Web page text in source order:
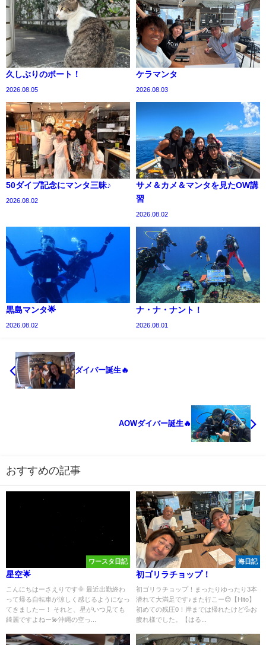
久しぶりのボート！
2026.08.05
ケラマンタ
2026.08.03
50ダイブ記念にマンタ三昧♪
2026.08.02
サメ＆カメ＆マンタを見たOW講
習
2026.08.02
黒島マンタ🌟
2026.08.02
ナ・ナ・ナント！
2026.08.01
ダイバー誕生🔥
AOWダイバー誕生🔥
おすすめの記事
ワースタ日記
星空🌟
こんにちはーさえりです🌞 最近出勤終わ
って帰る自転車が涼しく感じるようになっ
てきましたー！ それと、星がいつ見ても
綺麗ですよねー💫沖縄の空っ...
海日記
初ゴリラチョップ！
初ゴリラチョップ！まったりゆったり3本
潜れて大満足です♪また行こー😊【Hito】
初めての残圧0！岸までは帰れたけど💦お
疲れ様でした。【はる...